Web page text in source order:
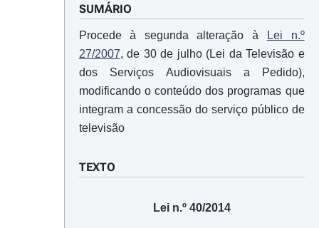
SUMÁRIO
Procede à segunda alteração à
Lei n.º
27/2007, de 30 de julho (Lei da Televisão e
dos Serviços Audiovisuais a Pedido),
modificando o conteúdo dos programas que
integram a concessão do serviço público de
televisão
TEXTO
Lei n.º 40/2014